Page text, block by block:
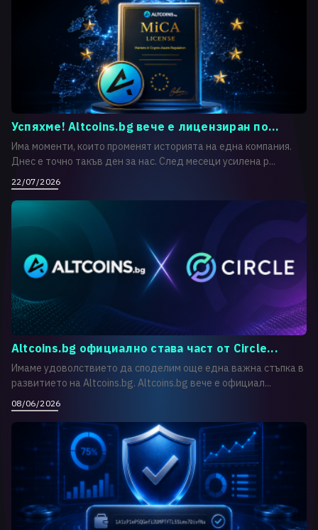
Успяхме! Altcoins.bg вече е лицензиран по...
Има моменти, които променят историята на една компания.
Днес е точно такъв ден за нас. След месеци усилена р...
22/07/2026
Altcoins.bg официално става част от Circle...
Имаме удоволствието да споделим още една важна стъпка в
развитието на Altcoins.bg. Altcoins.bg вече е официал...
08/06/2026